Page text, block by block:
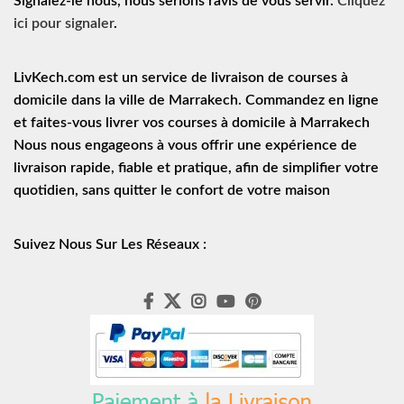
ici pour signaler.
LivKech.com est un service de
livraison de courses à
domicile dans la ville de Marrakech. Commandez en ligne
et faites-vous livrer vos courses à domicile à Marrakech
Nous nous engageons à vous offrir une expérience de
livraison rapide, fiable et pratique, afin de simplifier votre
quotidien, sans quitter le confort de votre maison
Suivez Nous Sur Les Réseaux :